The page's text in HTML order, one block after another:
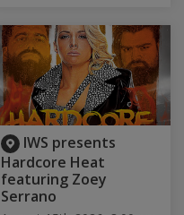
IWS presents
Hardcore Heat
featuring Zoey
Serrano